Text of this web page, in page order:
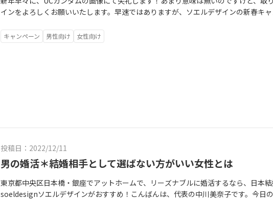
インをよろしくお願いいたします。早速ではありますが、ソエルデザインの新春キ
との面談後の寄り道にようやくお台場のガンダムUCを見ることが出来たのでこれに
いました。～ちょうどデストロイモードになって勝手に縁起がいいなあ、とこじつけ
キャンペーン 男性向け 女性向け
投稿日：2022/12/11
男の婚活＊結婚相手として選ばない方がいい女性とは
東京都中央区日本橋・銀座でアットホームで、リーズナブルに婚活するなら、日本
soeldesignソエルデザインがおすすめ！こんばんは、代表の中川美奈子です。今日